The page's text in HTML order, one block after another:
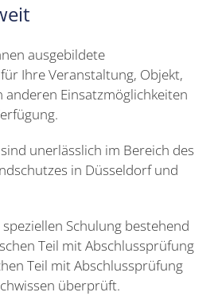
ausgebildete
Ihre Veranstaltung, Objekt,
anderen Einsatzmöglichkeiten
unerlässlich im Bereich des
in Düsseldorf und
Schulung bestehend
Teil mit Abschlussprüfung
Teil mit Abschlussprüfung
überprüft.